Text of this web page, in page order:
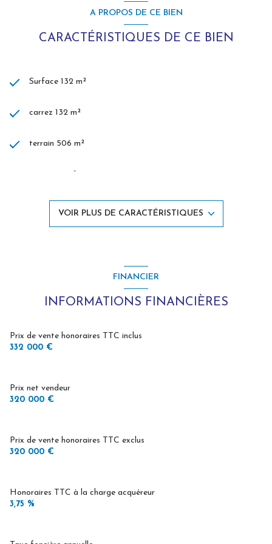
A PROPOS DE CE BIEN
CARACTÉRISTIQUES DE CE BIEN
Surface 132 m²
carrez 132 m²
terrain 506 m²
séjour 25 m²
cuisine américaine (équipée)
2 niveau(x)
terrasse
VOIR PLUS DE CARACTÉRISTIQUES
FINANCIER
INFORMATIONS FINANCIÈRES
Prix de vente honoraires TTC inclus
332 000 €
Prix net vendeur
320 000 €
Prix de vente honoraires TTC exclus
320 000 €
Honoraires TTC à la charge acquéreur
3,75 %